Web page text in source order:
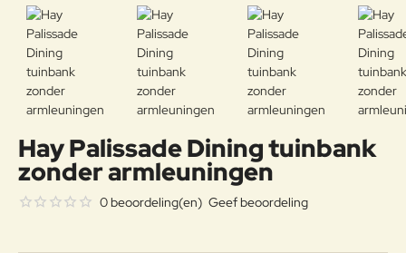
Hay Palissade Dining tuinbank
zonder armleuningen
0 beoordeling(en) Geef beoordeling